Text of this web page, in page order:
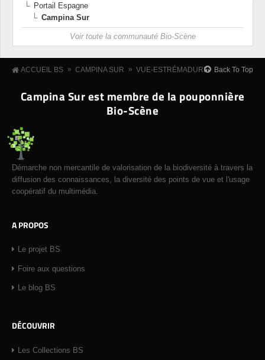
Portail Espagne
Campina Sur
Voir toute la communauté Bio-Scène
ACCUEIL BS » CAMPINA SUR » VUE-ESTRÉMADURE Back To Top
Campina Sur est membre de la pouponnière
Bio-Scène
Démarche non mercantile de valorisation de la biodiversité à travers la
diffusion des connaissances, la diversité des points de vue et l'usage
coopératif du multimédia.
A PROPOS
Le projet BS
Foire aux questions
Le blog BS
DÉCOUVRIR
Les Collections BS